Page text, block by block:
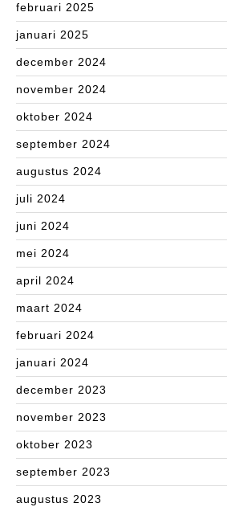
februari 2025
januari 2025
december 2024
november 2024
oktober 2024
september 2024
augustus 2024
juli 2024
juni 2024
mei 2024
april 2024
maart 2024
februari 2024
januari 2024
december 2023
november 2023
oktober 2023
september 2023
augustus 2023